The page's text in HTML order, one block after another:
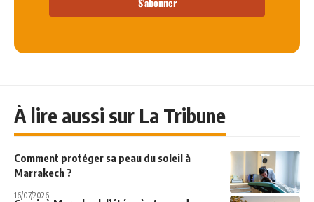
À lire aussi sur La Tribune
Comment protéger sa peau du soleil à
Marrakech ?
16/07/2026